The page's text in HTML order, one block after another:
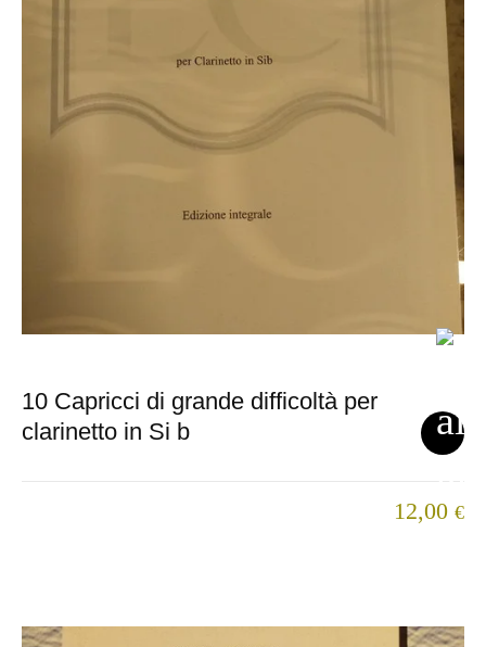
10 Capricci di grande difficoltà per
clarinetto in Si b
12,00 €